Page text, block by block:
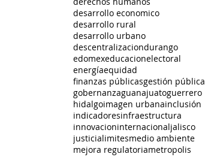
desarrollo economico
desarrollo rural
desarrollo urbano
descentralizaciondurango
edomexeducacionelectoral
energíaequidad
finanzas públicasgestión pública
gobernanzaguanajuatoguerrero
hidalgoimagen urbanainclusión
indicadoresinfraestructura
innovacioninternacionaljalisco
justicialimitesmedio ambiente
mejora regulatoriametropolis